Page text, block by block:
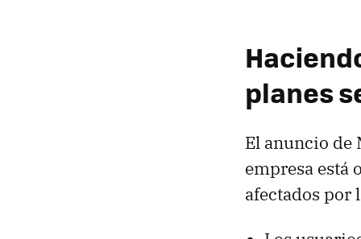
planes
El anuncio de
empresa está
afectados por